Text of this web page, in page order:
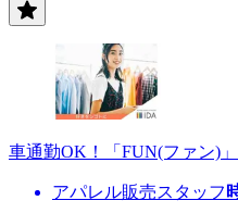
車通勤OK！「FUN(ファン)
アパレル販売スタッフ